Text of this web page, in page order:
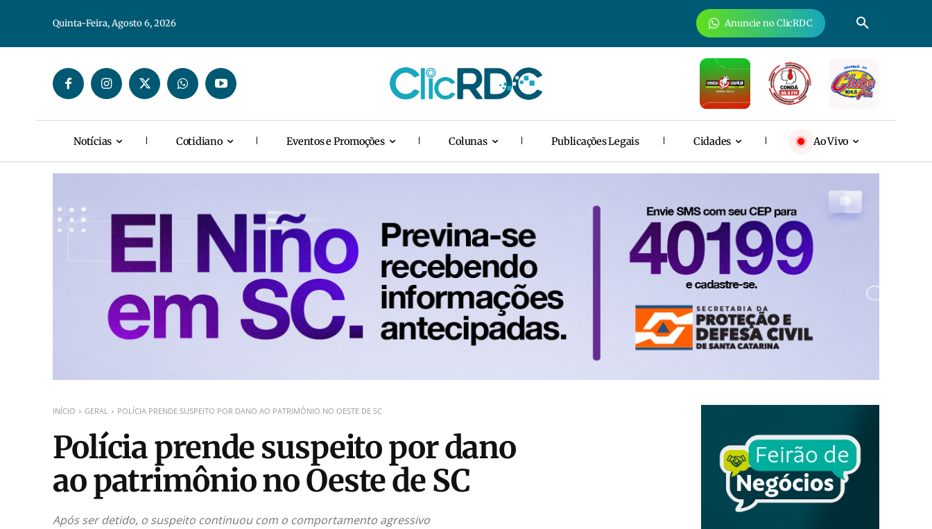
Quinta-Feira, Agosto 6, 2026 Anuncie no ClicRDC
Notícias Cotidiano Eventos e Promoções Colunas Publicações Legais Cidades Ao Vivo
INÍCIO GERAL POLÍCIA PRENDE SUSPEITO POR DANO AO PATRIMÔNIO NO OESTE DE SC
Polícia prende suspeito por dano
ao patrimônio no Oeste de SC
Após ser detido, o suspeito continuou com o comportamento agressivo